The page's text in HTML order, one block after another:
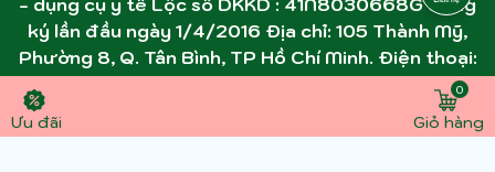
Ưu đãi Giỏ hàng
0
ký lần đầu ngày 1/4/2016 Địa chỉ: 105 Thành Mỹ,
Phường 8, Q. Tân Bình, TP Hồ Chí Minh. Điện thoại:
0945891357 - 0907305306 . Email: